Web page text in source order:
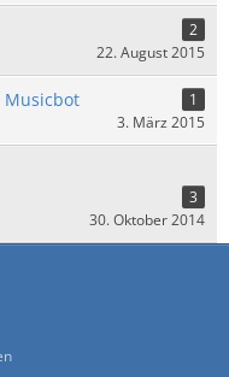
2
22. August 2015
Musicbot
1
3. März 2015
3
30. Oktober 2014